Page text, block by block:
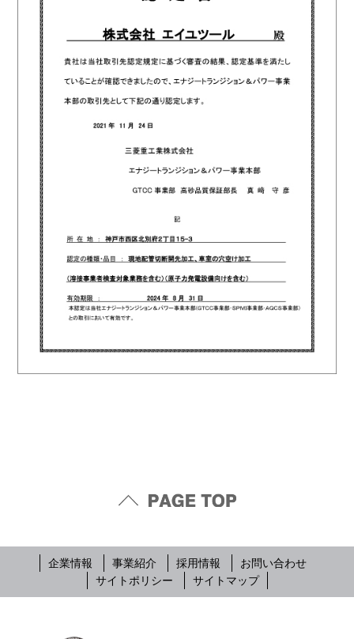
企業情報 事業紹介 採用情報
お問い合わせ
サイトポリシー
サイトマップ